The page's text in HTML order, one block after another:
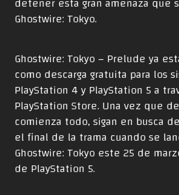
Ghostwire: Tokyo.
Ghostwire: Tokyo – Prelude ya
como descarga gratuita para los
PlayStation 4 y PlayStation 5 a
PlayStation Store. Una vez que
comienza todo, sigan en busca
el final de la trama cuando se
Ghostwire: Tokyo este 25 de
de PlayStation 5.